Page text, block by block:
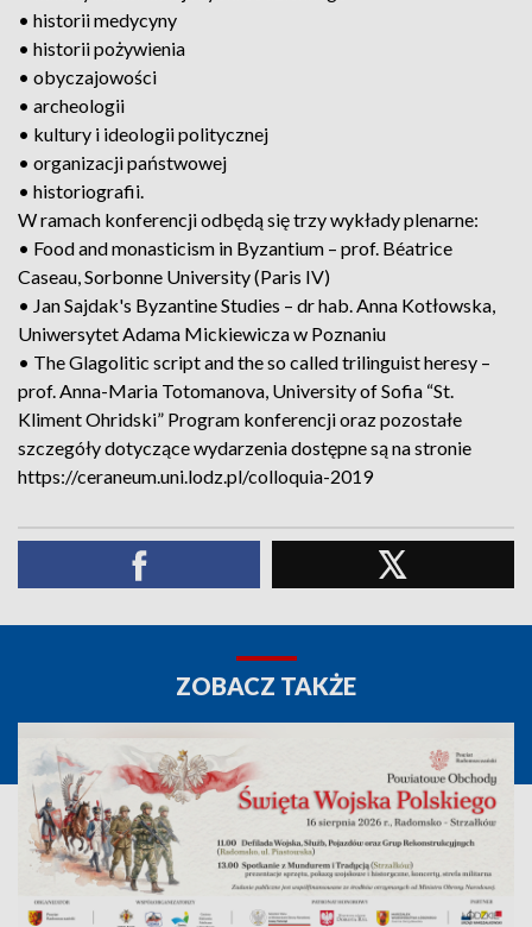
• historii medycyny
• historii pożywienia
• obyczajowości
• archeologii
• kultury i ideologii politycznej
• organizacji państwowej
• historiografii.
W ramach konferencji odbędą się trzy wykłady plenarne:
• Food and monasticism in Byzantium – prof. Béatrice
Caseau, Sorbonne University (Paris IV)
• Jan Sajdak's Byzantine Studies – dr hab. Anna Kotłowska,
Uniwersytet Adama Mickiewicza w Poznaniu
• The Glagolitic script and the so called trilinguist heresy –
prof. Anna-Maria Totomanova, University of Sofia “St.
Kliment Ohridski” Program konferencji oraz pozostałe
szczegóły dotyczące wydarzenia dostępne są na stronie
https://ceraneum.uni.lodz.pl/colloquia-2019
ZOBACZ TAKŻE